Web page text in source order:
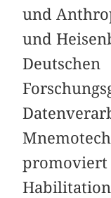
und
und
Deutschen
promoviert